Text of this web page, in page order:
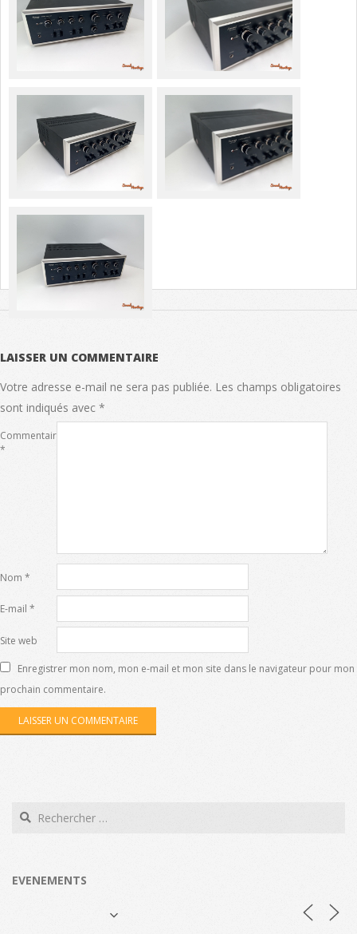
LAISSER UN COMMENTAIRE
Votre adresse e-mail ne sera pas publiée. Les champs obligatoires
sont indiqués avec *
Commentaire
*
Nom *
E-mail *
Site web
Enregistrer mon nom, mon e-mail et mon site dans le navigateur pour mon
prochain commentaire.
Search
EVENEMENTS